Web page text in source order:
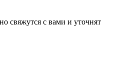
свяжутся с вами и уточнят